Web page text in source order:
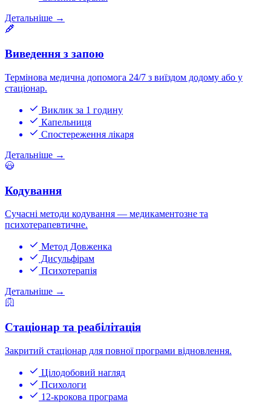
Детальніше →
Виведення з запою
Термінова медична допомога 24/7 з виїздом додому або у
стаціонар.
Виклик за 1 годину
Капельниця
Спостереження лікаря
Детальніше →
Кодування
Сучасні методи кодування — медикаментозне та
психотерапевтичне.
Метод Довженка
Дисульфірам
Психотерапія
Детальніше →
Стаціонар та реабілітація
Закритий стаціонар для повної програми відновлення.
Цілодобовий нагляд
Психологи
12-крокова програма